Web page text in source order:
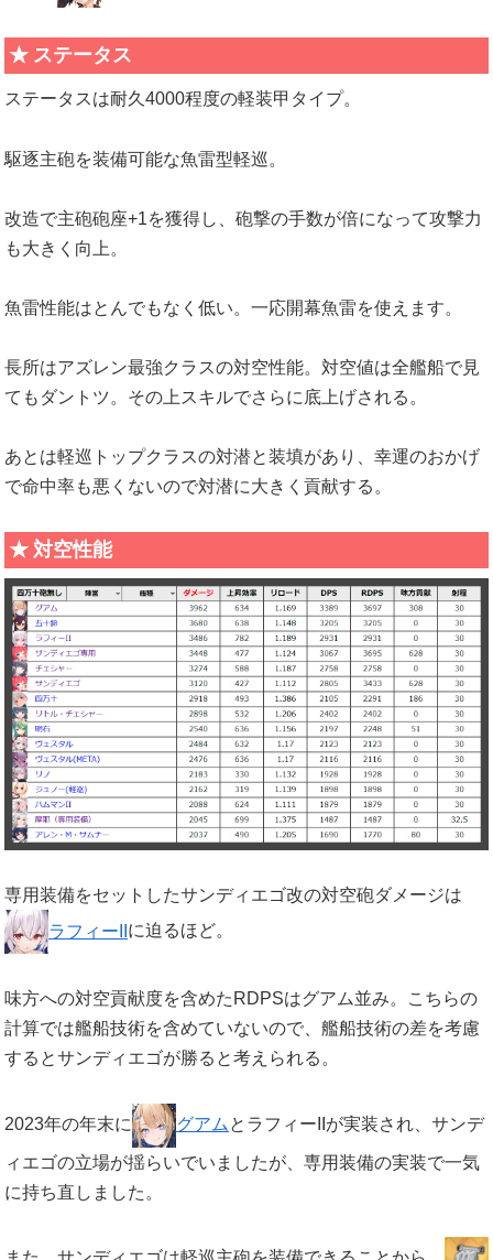
ステータス
ステータスは耐久4000程度の軽装甲タイプ。
駆逐主砲を装備可能な魚雷型軽巡。
改造で主砲砲座+1を獲得し、砲撃の手数が倍になって攻撃力
も大きく向上。
魚雷性能はとんでもなく低い。一応開幕魚雷を使えます。
長所はアズレン最強クラスの対空性能。対空値は全艦船で見
てもダントツ。その上スキルでさらに底上げされる。
あとは軽巡トップクラスの対潜と装填があり、幸運のおかげ
で命中率も悪くないので対潜に大きく貢献する。
対空性能
専用装備をセットしたサンディエゴ改の対空砲ダメージは
ラフィーII に迫るほど。
味方への対空貢献度を含めたRDPSはグアム並み。こちらの
計算では艦船技術を含めていないので、艦船技術の差を考慮
するとサンディエゴが勝ると考えられる。
2023年の年末に グアム とラフィーIIが実装され、サンデ
ィエゴの立場が揺らいでいましたが、専用装備の実装で一気
に持ち直しました。